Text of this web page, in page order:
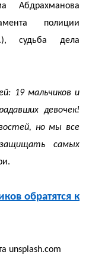
Абдрахманова
полиции
судьба дела
19 мальчиков и
девочек!
но мы все
самых
обратятся к
unsplash.com